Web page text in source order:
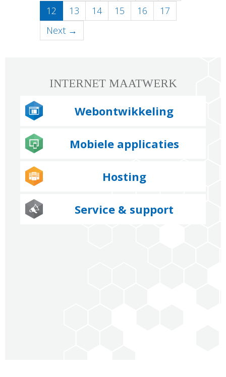
12 (current)
13 14 15 16
17
Next →
INTERNET MAATWERK
Webontwikkeling
Mobiele applicaties
Hosting
Service & support